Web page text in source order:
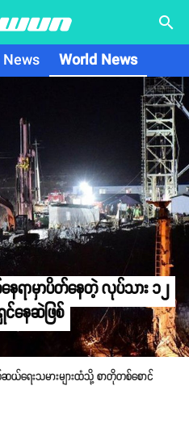
search
World News
ရာမှာပိတ်နေတဲ့ လုပ်သား ၁၂
ေဆဲဖြစ်
ေးသမားများထံသို့ စာတိုတစ်စောင်